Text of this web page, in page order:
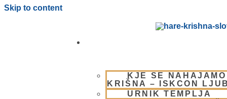
Skip to content
KJE SE
KRIŠNA – ISKCON
URNIK TEMPLJA